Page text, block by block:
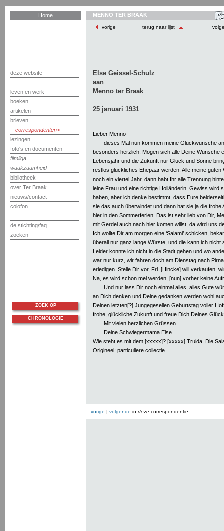
Home
deze website
leven en werk
boeken
artikelen
brieven
correspondenten
lezingen
foto's en documenten
filmliga
waakzaamheid
bibliotheek
over Ter Braak
nieuws/contact
colofon
de stichting/faq
zoeken
MENNO TER BRAAK
vorige terug naar lijst
Else Geissel-Schulz
aan
Menno ter Braak
25 januari 1931
Lieber Menno
dieses Mal nun kommen meine Glückwünsche
besonders herzlich. Mögen sich alle Deine Wünsche
Lebensjahr und die Zukunft nur Glück und Sonne
restlos glückliches Ehepaar werden. Alle meine
noch ein viertel Jahr, dann habt Ihr alle Trennung
leine Frau und eine richtige Holländerin. Gewiss wird
haben, aber ich denke bestimmt, dass Eure
sie das auch überwindet und dann hat sie ja die frohe
hier in den Sommerferien. Das ist sehr lieb von Dir,
mit Gerdel auch nach hier komen willst, da wird uns
Ich wollte Dir am morgen eine ‘Salami’ schicken,
überall nur ganz lange Würste, und die kann ich
Leider konnte ich nicht in die Stadt gehen und wo
war nur kurz, wir fahren doch am Dienstag nach
erledigen. Stelle Dir vor, Frl. [Hincke] will verkaufen,
Na, es wird schon mei werden, [nun] vorher keine
Und nur lass Dir noch einmal alles, alles Gute
an Dich denken und Deine gedanken werden wohl
Deinen letzten[?] Jungegesellen Geburtstag voller
frohe, glückliche Zukunft und freue Dich Deines
Mit vielen herzlichen Grüssen
Deine Schwiegermama Else
Wie steht es mit dem [xxxxx]? [xxxxx] Truida. Die
Origineel: particuliere collectie
vorige | volgende in deze correspondentie
ZOEK OP
CHRONOLOGIE